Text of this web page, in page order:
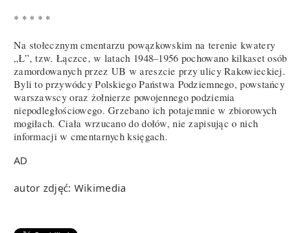
* * * * *
Na stołecznym cmentarzu powązkowskim na terenie kwatery
„Ł”, tzw. Łączce, w latach 1948–1956 pochowano kilkaset osób
zamordowanych przez UB w areszcie przy ulicy Rakowieckiej.
Byli to przywódcy Polskiego Państwa Podziemnego, powstańcy
warszawscy oraz żołnierze powojennego podziemia
niepodległościowego. Grzebano ich potajemnie w zbiorowych
mogiłach. Ciała wrzucano do dołów, nie zapisując o nich
informacji w cmentarnych księgach.
AD
autor zdjęć: Wikimedia